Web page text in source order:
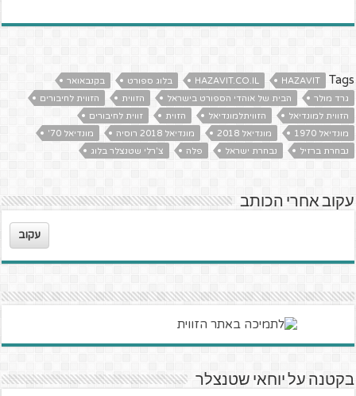
Tags
HAZAVIT
HAZAVIT.CO.IL בלוג ספורט
בקנבאואר
גרד מולר
הבית של אוהדי הספורט בישראל הזווית
הזווית לחיבורים
הזווית למונדיאל
הזוויתלמונדיאל הזוית
זווית לחיבורים
מונדיאל 1970
מונדיאל 2018 מונדיאל 2018 רוסיה
מונדיאל 70'
נבחרת ברזיל
נבחרת ישראל פלה צ'רלי שטנצלר בלוג
עקוב אחרי הכותב
עקוב
בקטנה על יוחאי שטנצלר